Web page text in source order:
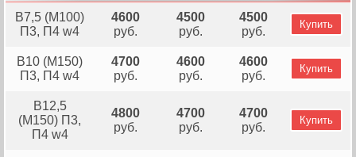
В7,5 (М100)
П3, П4 w4
4600
руб.
4500
руб.
4500
руб.
Купить
В10 (М150)
П3, П4 w4
4700
руб.
4600
руб.
4600
руб.
Купить
В12,5
(М150) П3,
П4 w4
4800
руб.
4700
руб.
4700
руб.
Купить